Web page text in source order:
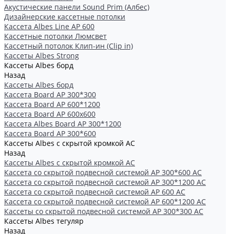
Акустические панели Sound Prim (Албес)
Дизайнерские кассетные потолки
Кассета Albes Line AP 600
Кассетные потолки Люмсвет
Кассетный потолок Клип-ин (Clip in)
Кассеты Albes Strong
Кассеты Albes борд
Назад
Кассеты Albes борд
Kассета Board AP 300*300
Kассета Board AP 600*1200
Kассета Board AP 600x600
Кассетa Albes Board AP 300*1200
Кассета Board AP 300*600
Кассеты Albes с скрытой кромкой AC
Назад
Кассеты Albes с скрытой кромкой AC
Кассетa со скрытой подвесной системой АР 300*600 AC
Кассета со скрытой подвесной системой АР 300*1200 AC
Кассета со скрытой подвесной системой АР 600 AC
Кассета со скрытой подвесной системой АР 600*1200 AC
Кассеты со скрытой подвесной системой АР 300*300 АС
Кассеты Albes тегуляр
Назад